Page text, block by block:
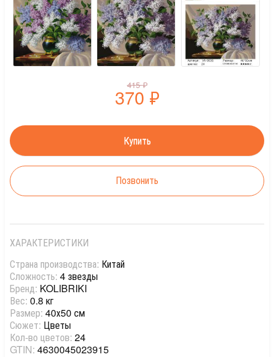
415₽
370 ₽
Позвонить
ХАРАКТЕРИСТИКИ
Страна производства: Китай
Сложность: 4 звезды
Бренд: KOLIBRIKI
Вес: 0.8 кг
Размер: 40х50 см
Сюжет: Цветы
Кол-во цветов: 24
GTIN: 4630045023915